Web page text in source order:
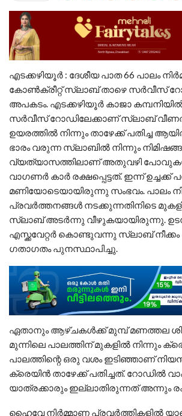
എടക്കഴിയൂർ : ദേശീയ പാത 66 പാലം
കോൺക്രീറ്റ് സ്ലാബ് താഴെ സർവീസ്
അപകടം. എടക്കഴിയൂർ കാജാ
സർവീസ് റോഡിലേക്കാണ് സ്ലാബ്
ഉയരത്തിൽ നിന്നും താഴേക്ക് പതിച്ച
ഭാരം വരുന്ന സ്ലാബിൽ നിന്നും
വ്യത്യാസത്തിലാണ് അതുവഴി
വാഗണർ കാർ രക്ഷപ്പെട്ടത്. ഇന്ന് ഉച്ചക്ക്
മണിയോടെയായിരുന്നു സംഭവം. പാലം
പ്രവർത്തനങ്ങൾ നടക്കുന്നതിനിടെ
സ്ലാബ് അടർന്നു വീഴുകയായിരുന്നു.
എസ്ക്കവേറ്റർ കൊണ്ടുവന്നു സ്ലാബ്
ഗതാഗതം പുനസ്ഥാപിച്ചു.
ഏതാനും ആഴ്ചകൾക്ക് മുമ്പ് മണത്തല
മുന്നിലെ പാലത്തിന് മുകളിൽ നിന്നും
പാലത്തിന്റെ ഒരു വശം ഇടിഞ്ഞാണ്
ക്രെയിൻ താഴേക്ക് പതിച്ചത്. റോഡിൽ
യാത്രക്കാരും ഇല്ലാതിരുന്നത് അന്നും
ഹൈവേ നിർമ്മാണ പ്രവർത്തികളിൽ